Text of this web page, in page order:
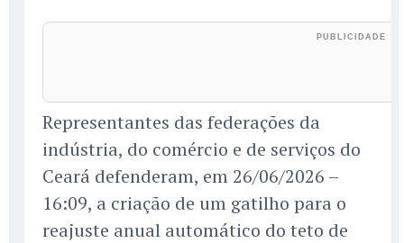
Representantes das federações da
indústria, do comércio e de serviços do
Ceará defenderam, em 26/06/2026 –
16:09, a criação de um gatilho para o
reajuste anual automático do teto de